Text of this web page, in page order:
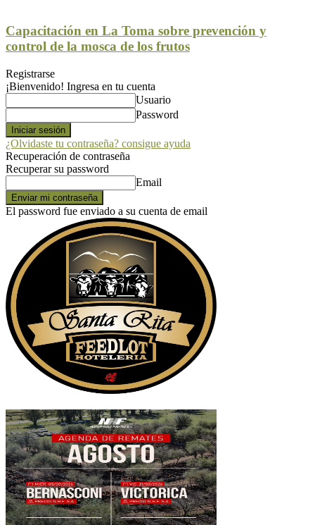
Capacitación en La Toma sobre prevención y
control de la mosca de los frutos
Registrarse
¡Bienvenido! Ingresa en tu cuenta
Usuario
Password
¿Olvidaste tu contraseña? consigue ayuda
Recuperación de contraseña
Recuperar su password
Email
El password fue enviado a su cuenta de email